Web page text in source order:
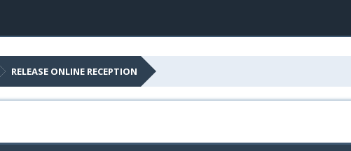
RELEASE ONLINE RECEPTION